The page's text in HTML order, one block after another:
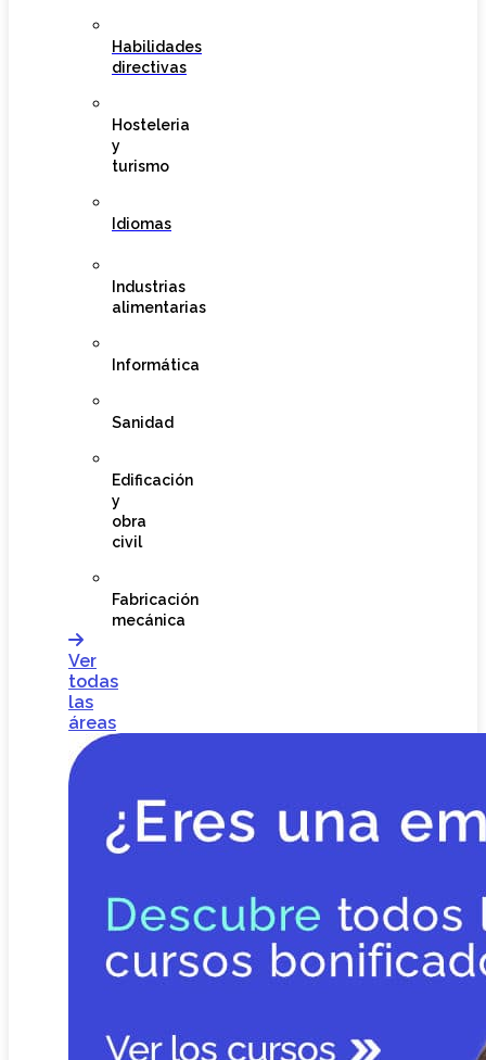
Habilidades
directivas
Hosteleria
y
turismo
Idiomas
Industrias
alimentarias
Informática
Sanidad
Edificación
y
obra
civil
Fabricación
mecánica
Ver
todas
las
áreas